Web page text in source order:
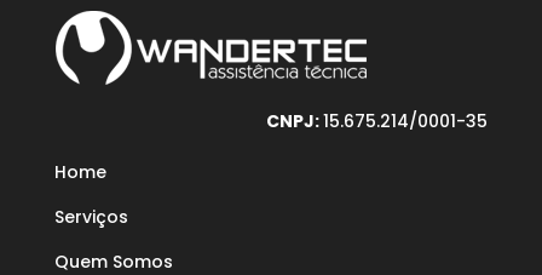
CNPJ:15.675.214/0001-35
Home
Serviços
Quem Somos